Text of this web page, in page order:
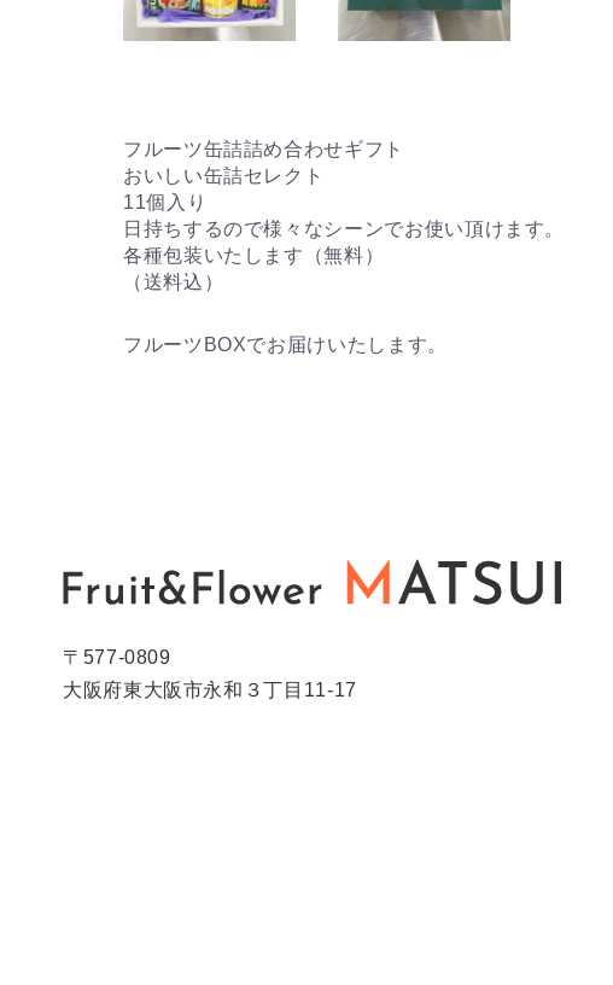
フルーツ缶詰詰め合わせギフト
おいしい缶詰セレクト
11個入り
日持ちするので様々なシーンでお使い頂けます。
各種包装いたします（無料）
（送料込）
フルーツBOXでお届けいたします。
〒577-0809
大阪府東大阪市永和３丁目11-17